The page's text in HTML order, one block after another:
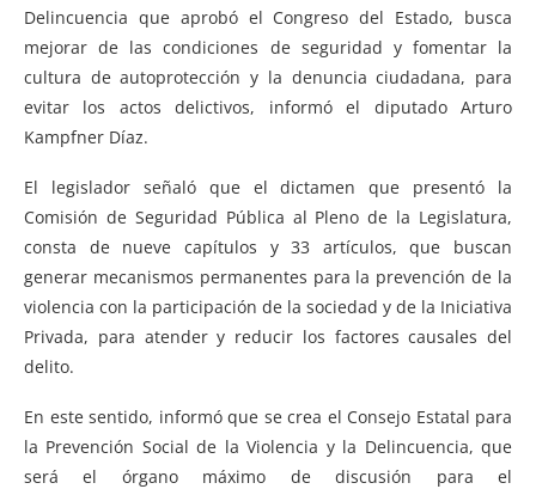
Delincuencia que aprobó el Congreso del Estado, busca
mejorar de las condiciones de seguridad y fomentar la
cultura de autoprotección y la denuncia ciudadana, para
evitar los actos delictivos, informó el diputado Arturo
Kampfner Díaz.
El legislador señaló que el dictamen que presentó la
Comisión de Seguridad Pública al Pleno de la Legislatura,
consta de nueve capítulos y 33 artículos, que buscan
generar mecanismos permanentes para la prevención de la
violencia con la participación de la sociedad y de la Iniciativa
Privada, para atender y reducir los factores causales del
delito.
En este sentido, informó que se crea el Consejo Estatal para
la Prevención Social de la Violencia y la Delincuencia, que
será el órgano máximo de discusión para el